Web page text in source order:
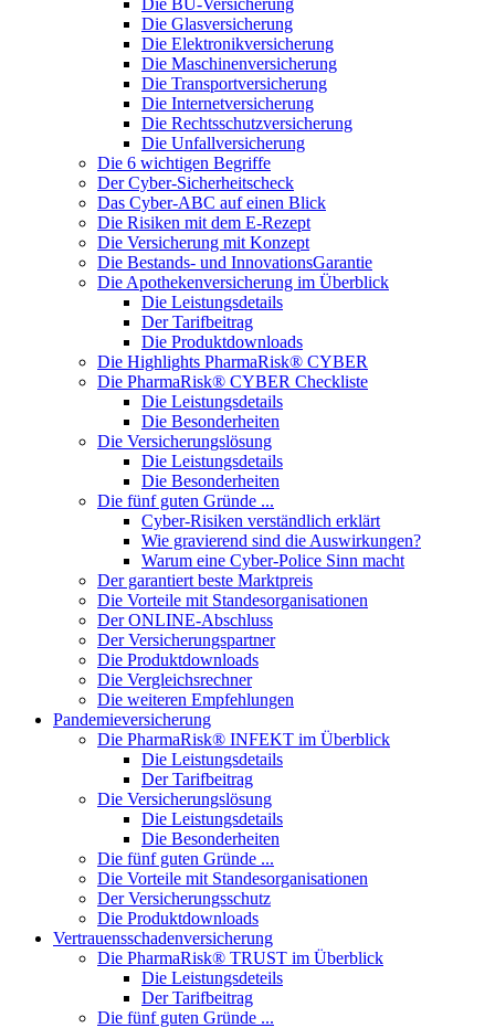
Die BU-Versicherung
Die Glasversicherung
Die Elektronikversicherung
Die Maschinenversicherung
Die Transportversicherung
Die Internetversicherung
Die Rechtsschutzversicherung
Die Unfallversicherung
Die 6 wichtigen Begriffe
Der Cyber-Sicher­heits­check
Das Cyber-ABC auf einen Blick
Die Risiken mit dem E-Rezept
Die Versicherung mit Konzept
Die Bestands- und InnovationsGarantie
Die Apothekenversicherung im Überblick
Die Leistungsdetails
Der Tarifbeitrag
Die Produktdownloads
Die Highlights PharmaRisk® CYBER
Die PharmaRisk® CYBER Checkliste
Die Leistungsdetails
Die Besonderheiten
Die Versicherungslösung
Die Leistungsdetails
Die Besonderheiten
Die fünf guten Gründe ...
Cyber-Risiken verständlich erklärt
Wie gravierend sind die Auswirkungen?
Warum eine Cyber-Police Sinn macht
Der garantiert beste Marktpreis
Die Vorteile mit Standesorganisationen
Der ONLINE-Abschluss
Der Versicherungspartner
Die Produktdownloads
Die Vergleichsrechner
Die weiteren Empfehlungen
Pandemieversicherung
Die PharmaRisk® INFEKT im Überblick
Die Leistungsdetails
Der Tarifbeitrag
Die Versicherungslösung
Die Leistungsdetails
Die Besonderheiten
Die fünf guten Gründe ...
Die Vorteile mit Standesorganisationen
Der Versicherungsschutz
Die Produktdownloads
Vertrauensschadenversicherung
Die PharmaRisk® TRUST im Überblick
Die Leistungsdeteils
Der Tarifbeitrag
Die fünf guten Gründe ...